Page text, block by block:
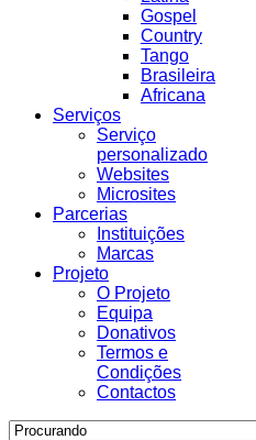
Gospel
Country
Tango
Brasileira
Africana
Serviços
Serviço
personalizado
Websites
Microsites
Parcerias
Instituições
Marcas
Projeto
O Projeto
Equipa
Donativos
Termos e
Condições
Contactos